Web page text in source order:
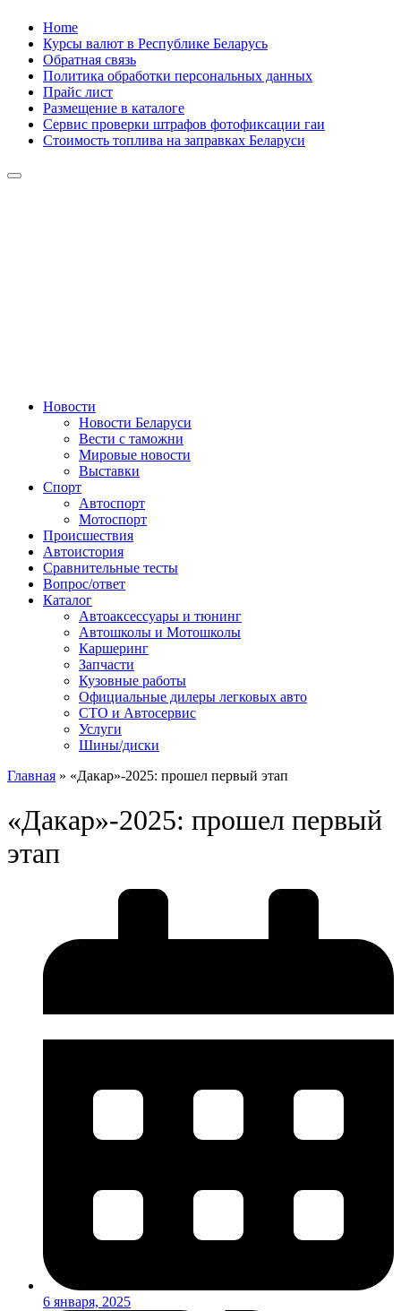
Skip
content
Home
Курсы валют в Республике Беларусь
Обратная связь
Политика обработки персональных данных
Прайс лист
Размещение в каталоге
Сервис проверки штрафов фотофиксации гаи
Стоимость топлива на заправках Беларуси
Сайт про автомобили
Новости
Новости Беларуси
Вести с таможни
Мировые новости
Выставки
Спорт
Автоспорт
Мотоспорт
Происшествия
Автоистория
Сравнительные тесты
Вопрос/ответ
Каталог
Автоакcессуары и тюнинг
Автошколы и Мотошколы
Каршеринг
Запчасти
Кузовные работы
Официальные дилеры легковых авто
СТО и Автосервис
Услуги
Шины/диски
Главная » «Дакар»-2025: прошел первый этап
«Дакар»-2025: прошел первый
этап
6 января, 2025